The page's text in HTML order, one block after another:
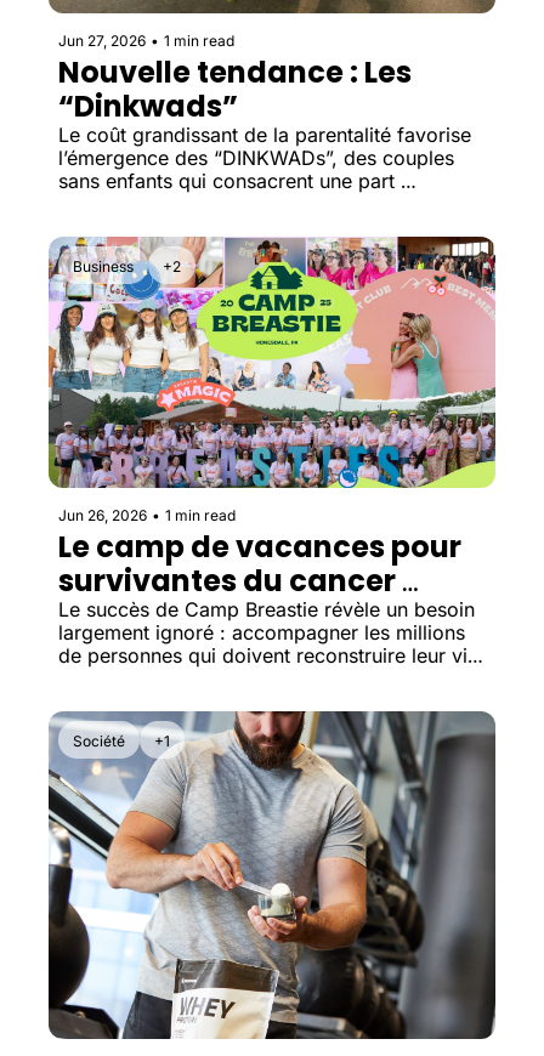
Jun 27, 2026 • 1 min read
Nouvelle tendance : Les
“Dinkwads”
Le coût grandissant de la parentalité favorise
l’émergence des “DINKWADs”, des couples
sans enfants qui consacrent une part
Business +2
Jun 26, 2026 • 1 min read
Le camp de vacances pour
survivantes du cancer
cartonne
Le succès de Camp Breastie révèle un besoin
largement ignoré : accompagner les millions
de personnes qui doivent reconstruire leur vie
Société +1